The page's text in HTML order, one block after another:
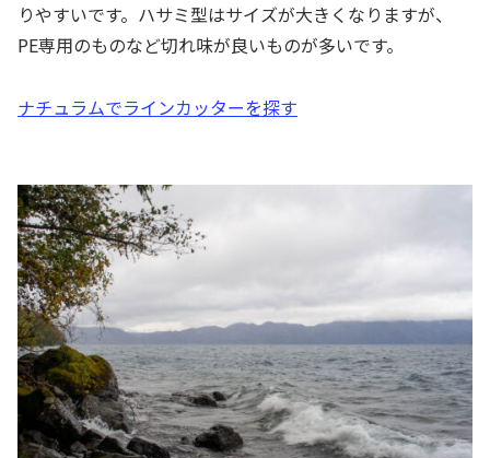
りやすいです。ハサミ型はサイズが大きくなりますが、
PE専用のものなど切れ味が良いものが多いです。
ナチュラムでラインカッターを探す